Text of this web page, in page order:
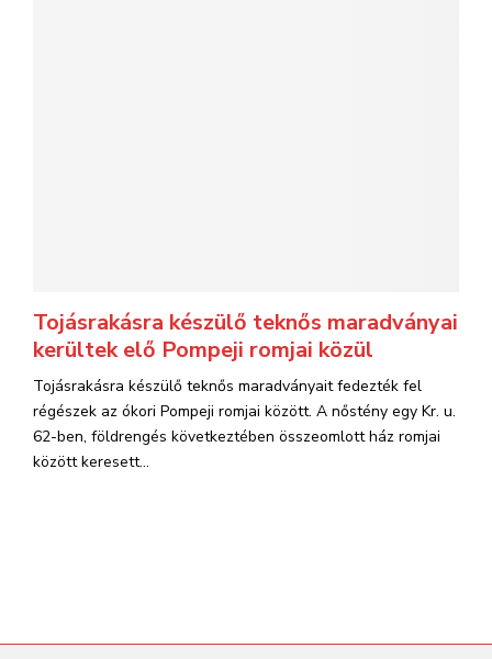
Tojásrakásra készülő teknős maradványai
kerültek elő Pompeji romjai közül
Tojásrakásra készülő teknős maradványait fedezték fel
régészek az ókori Pompeji romjai között. A nőstény egy Kr. u.
62-ben, földrengés következtében összeomlott ház romjai
között keresett...